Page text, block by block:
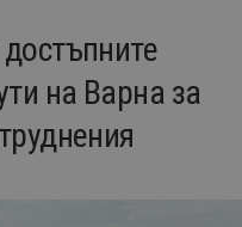
на Варна за